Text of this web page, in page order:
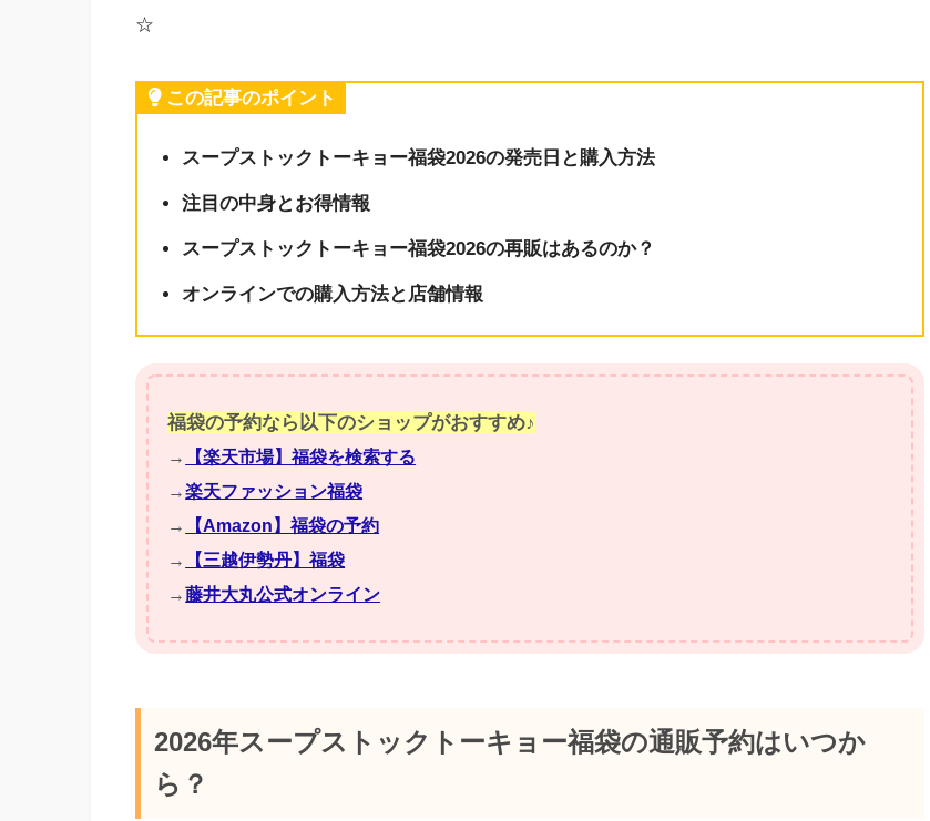
☆
この記事のポイント
スープストックトーキョー福袋2026の発売日と購入方法
注目の中身とお得情報
スープストックトーキョー福袋2026の再販はあるのか？
オンラインでの購入方法と店舗情報
福袋の予約なら以下のショップがおすすめ♪
→
【楽天市場】福袋を検索する
→楽天ファッション福袋
→
【Amazon】福袋の予約
→
【三越伊勢丹】福袋
→藤井大丸公式オンライン
2026年スープストックトーキョー福袋の通販予約はいつか
ら？